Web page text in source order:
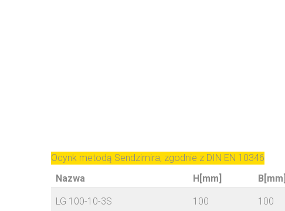
Ocynk metodą Sendzimira, zgodnie z DIN EN 10346
Nazwa
H[mm] B[mm]
LG 100-10-3S 100 100